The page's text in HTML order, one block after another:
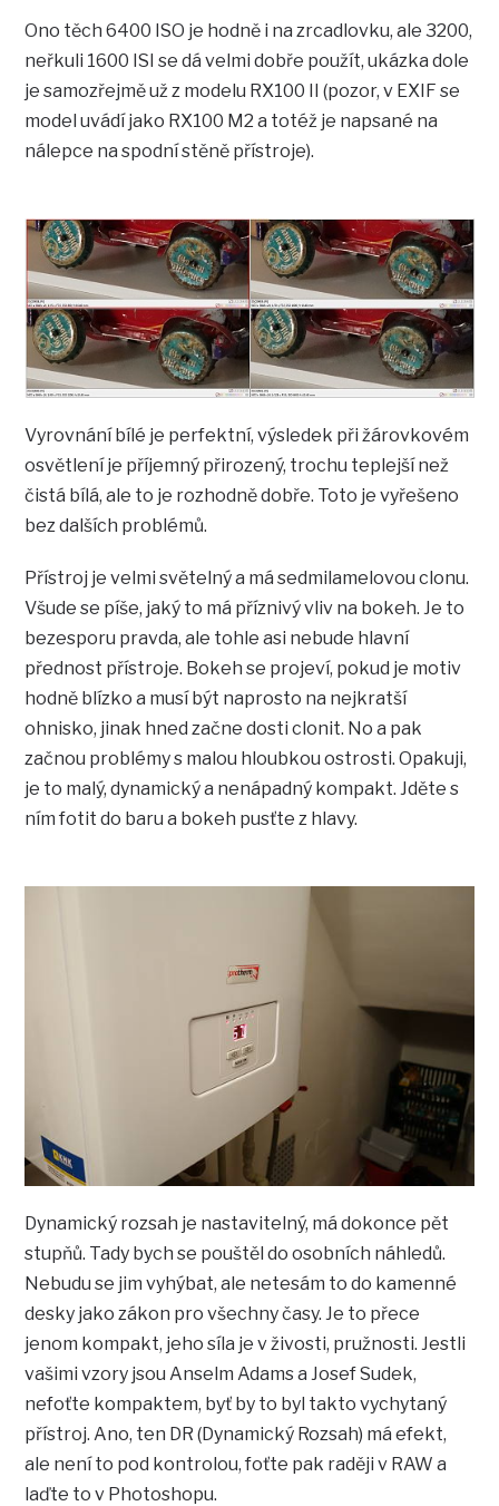
Ono těch 6400 ISO je hodně i na zrcadlovku, ale 3200,
neřkuli 1600 ISI se dá velmi dobře použít, ukázka dole
je samozřejmě už z modelu RX100 II (pozor, v EXIF se
model uvádí jako RX100 M2 a totéž je napsané na
nálepce na spodní stěně přístroje).
Vyrovnání bílé je perfektní, výsledek při žárovkovém
osvětlení je příjemný přirozený, trochu teplejší než
čistá bílá, ale to je rozhodně dobře. Toto je vyřešeno
bez dalších problémů.
Přístroj je velmi světelný a má sedmilamelovou clonu.
Všude se píše, jaký to má příznivý vliv na bokeh. Je to
bezesporu pravda, ale tohle asi nebude hlavní
přednost přístroje. Bokeh se projeví, pokud je motiv
hodně blízko a musí být naprosto na nejkratší
ohnisko, jinak hned začne dosti clonit. No a pak
začnou problémy s malou hloubkou ostrosti. Opakuji,
je to malý, dynamický a nenápadný kompakt. Jděte s
ním fotit do baru a bokeh pusťte z hlavy.
Dynamický rozsah je nastavitelný, má dokonce pět
stupňů. Tady bych se pouštěl do osobních náhledů.
Nebudu se jim vyhýbat, ale netesám to do kamenné
desky jako zákon pro všechny časy. Je to přece
jenom kompakt, jeho síla je v živosti, pružnosti. Jestli
vašimi vzory jsou Anselm Adams a Josef Sudek,
nefoťte kompaktem, byť by to byl takto vychytaný
přístroj. Ano, ten DR (Dynamický Rozsah) má efekt,
ale není to pod kontrolou, foťte pak raději v RAW a
laďte to v Photoshopu.